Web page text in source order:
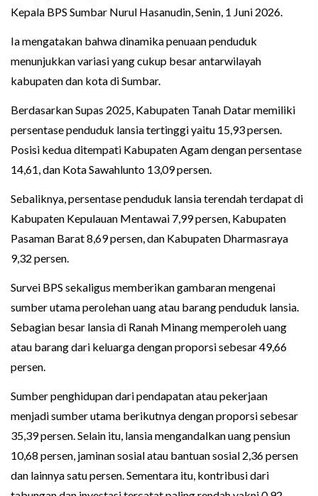
Kepala BPS Sumbar Nurul Hasanudin, Senin, 1 Juni 2026.
Ia mengatakan bahwa dinamika penuaan penduduk
menunjukkan variasi yang cukup besar antarwilayah
kabupaten dan kota di Sumbar.
Berdasarkan Supas 2025, Kabupaten Tanah Datar memiliki
persentase penduduk lansia tertinggi yaitu 15,93 persen.
Posisi kedua ditempati Kabupaten Agam dengan persentase
14,61, dan Kota Sawahlunto 13,09 persen.
Sebaliknya, persentase penduduk lansia terendah terdapat di
Kabupaten Kepulauan Mentawai 7,99 persen, Kabupaten
Pasaman Barat 8,69 persen, dan Kabupaten Dharmasraya
9,32 persen.
Survei BPS sekaligus memberikan gambaran mengenai
sumber utama perolehan uang atau barang penduduk lansia.
Sebagian besar lansia di Ranah Minang memperoleh uang
atau barang dari keluarga dengan proporsi sebesar 49,66
persen.
Sumber penghidupan dari pendapatan atau pekerjaan
menjadi sumber utama berikutnya dengan proporsi sebesar
35,39 persen. Selain itu, lansia mengandalkan uang pensiun
10,68 persen, jaminan sosial atau bantuan sosial 2,36 persen
dan lainnya satu persen. Sementara itu, kontribusi dari